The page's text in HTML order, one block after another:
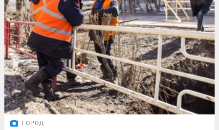
ГОРОД